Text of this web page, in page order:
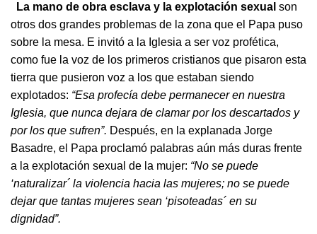
La mano de obra esclava y la explotación sexual son
otros dos grandes problemas de la zona que el Papa puso
sobre la mesa. E invitó a la Iglesia a ser voz profética,
como fue la voz de los primeros cristianos que pisaron esta
tierra que pusieron voz a los que estaban siendo
explotados: “Esa profecía debe permanecer en nuestra
Iglesia, que nunca dejara de clamar por los descartados y
por los que sufren”. Después, en la explanada Jorge
Basadre, el Papa proclamó palabras aún más duras frente
a la explotación sexual de la mujer: “No se puede
‘naturalizar´ la violencia hacia las mujeres; no se puede
dejar que tantas mujeres sean ‘pisoteadas´ en su
dignidad”.